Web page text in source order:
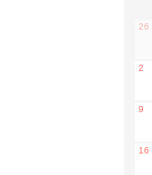
26
2
9
16